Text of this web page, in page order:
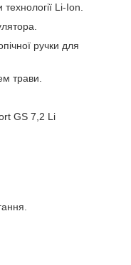
Li-Ion.
ручки для
трави.
GS 7,2 Li